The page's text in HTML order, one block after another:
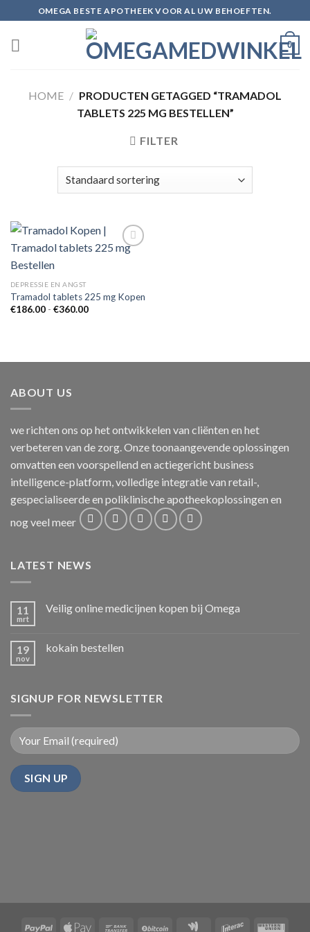
to
content
OMEGA BESTE APOTHEEK VOOR AL UW BEHOEFTEN.
0
HOME / PRODUCTEN GETAGGED “TRAMADOL
TABLETS 225 MG BESTELLEN”
FILTER
DEPRESSIE EN ANGST
Tramadol tablets 225 mg Kopen
€186.00 - €360.00Prijsklasse:
ABOUT US
we richten ons op het ontwikkelen van cliënten en het
verbeteren van de zorg. Onze toonaangevende oplossingen
omvatten een voorspellend en actiegericht business
intelligence-platform, volledige integratie van retail-,
gespecialiseerde en poliklinische apotheekoplossingen en
nog veel meer
LATEST NEWS
11
mrt
Veilig online medicijnen kopen bij Omega
19
nov
kokain bestellen
SIGNUP FOR NEWSLETTER